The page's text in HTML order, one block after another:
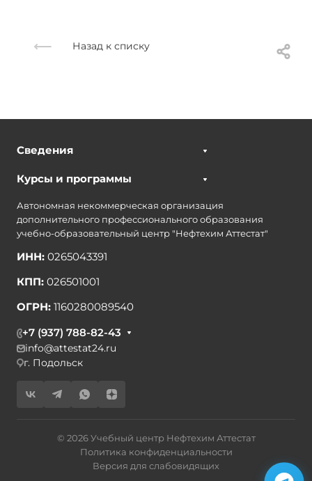
Назад к списку
Сведения
Курсы и программы
Автономная некоммерческая организация
дополнительного профессионального образования
учебно-образовательный центр "Нефтехим Аттестат"
ИНН: 0265043391
КПП: 026501001
ОГРН: 1160280089540
+7 (937) 788-82-43
info@attestat24.ru
г. Подольск
© 2026 Учебный центр Нефтехим Аттестат
Политика конфиденциальности
Версия для слабовидящих